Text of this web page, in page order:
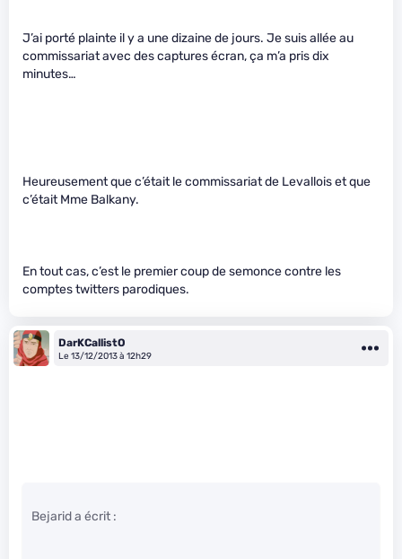
J’ai porté plainte il y a une dizaine de jours. Je suis allée au
commissariat avec des captures écran, ça m’a pris dix
minutes…
Heureusement que c’était le commissariat de Levallois et que
c’était Mme Balkany.
En tout cas, c’est le premier coup de semonce contre les
comptes twitters parodiques.
DarKCallistO
Le 13/12/2013 à 12h29
Bejarid a écrit :